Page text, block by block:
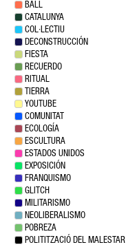
BALL
CATALUNYA
COL·LECTIU
DECONSTRUCCIÓN
FIESTA
RECUERDO
RITUAL
TIERRA
YOUTUBE
COMUNITAT
ECOLOGÍA
ESCULTURA
ESTADOS UNIDOS
EXPOSICIÓN
FRANQUISMO
GLITCH
MILITARISMO
NEOLIBERALISMO
POBREZA
POLITITZACIÓ DEL MALESTAR